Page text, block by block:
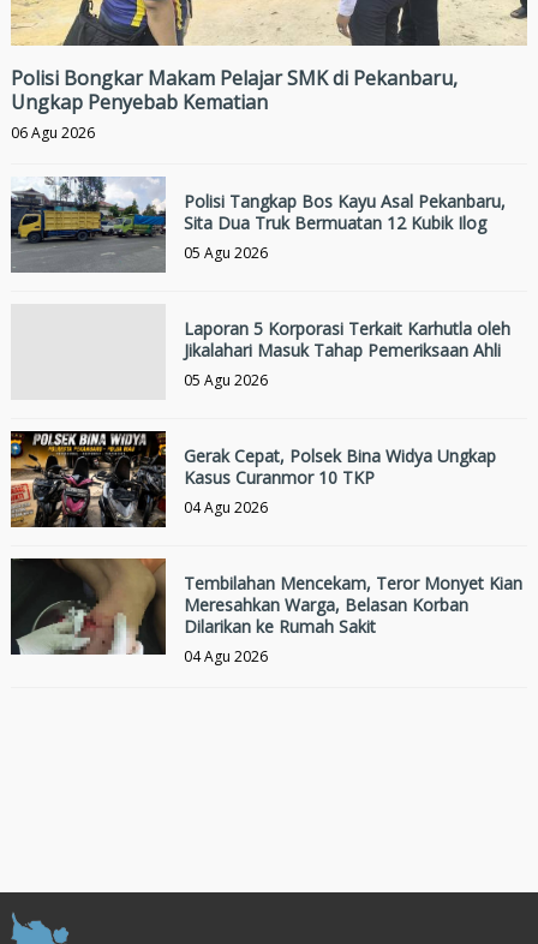
Polisi Bongkar Makam Pelajar SMK di Pekanbaru,
Ungkap Penyebab Kematian
06 Agu 2026
Polisi Tangkap Bos Kayu Asal Pekanbaru,
Sita Dua Truk Bermuatan 12 Kubik Ilog
05 Agu 2026
Laporan 5 Korporasi Terkait Karhutla oleh
Jikalahari Masuk Tahap Pemeriksaan Ahli
05 Agu 2026
Gerak Cepat, Polsek Bina Widya Ungkap
Kasus Curanmor 10 TKP
04 Agu 2026
Tembilahan Mencekam, Teror Monyet Kian
Meresahkan Warga, Belasan Korban
Dilarikan ke Rumah Sakit
04 Agu 2026